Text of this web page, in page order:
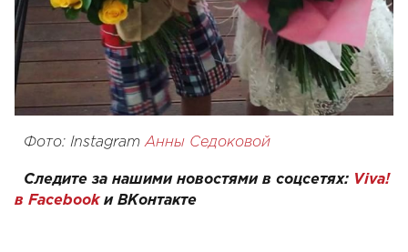
Фото: Instagram Анны Седоковой
Следите за нашими новостями в соцсетях: Viva!
в Facebookи ВКонтакте